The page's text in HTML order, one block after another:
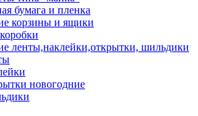
бумага и пленка
корзины и ящики
ленты,наклейки,открытки, шильдики
новогодние